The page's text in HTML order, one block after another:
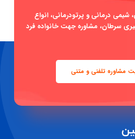
درمانی و پرتودرمانی، انواع
سرطان، مشاوره جهت خانواده فرد
مشاوره تلفنی و متنی